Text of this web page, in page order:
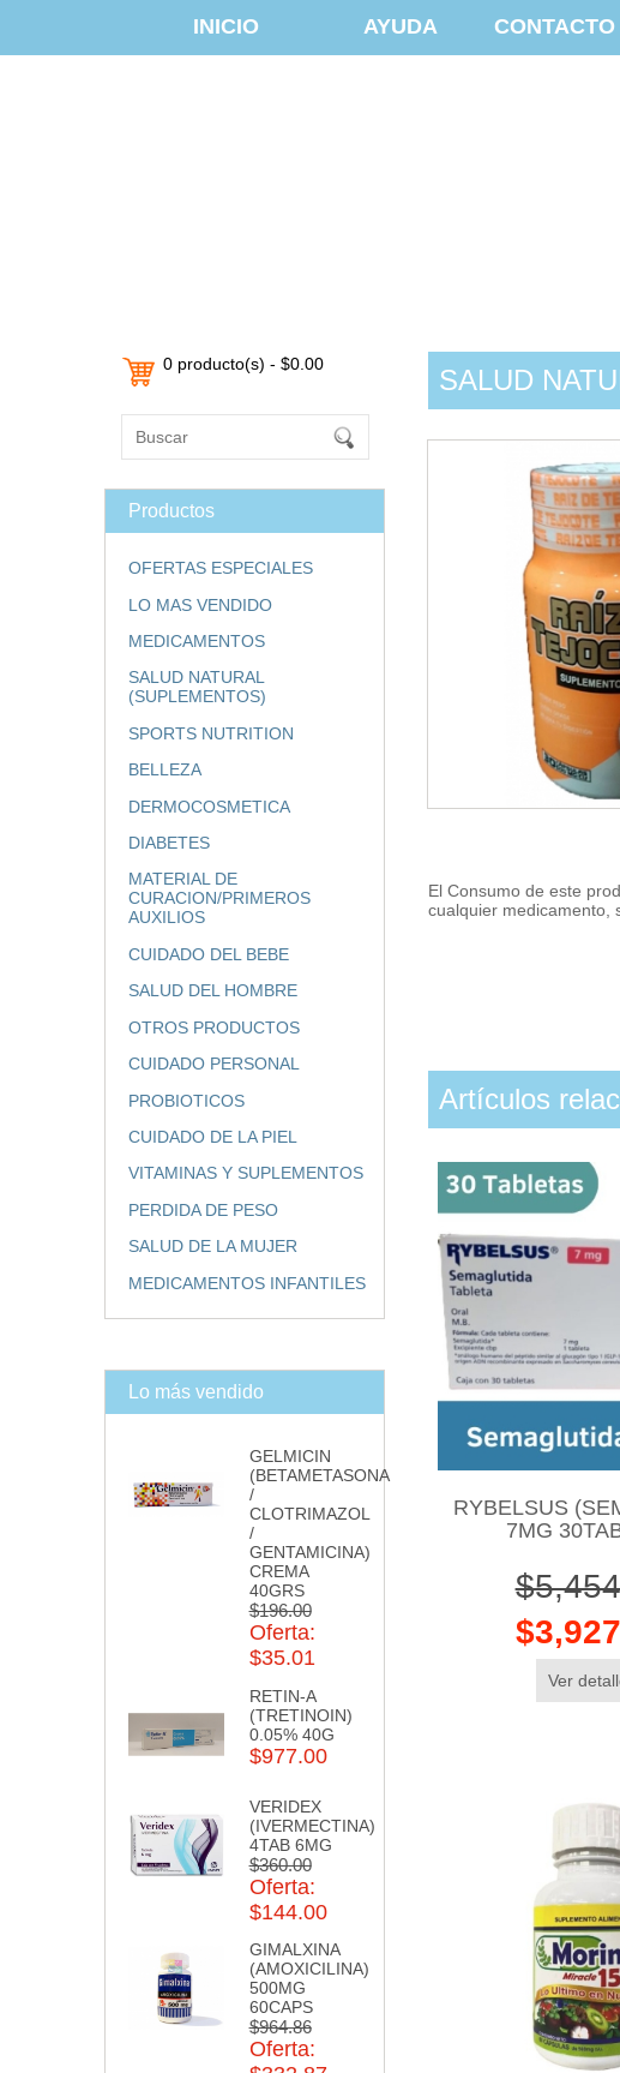
INICIO AYUDA CONTACTO
0 producto(s) - $0.00
Productos
OFERTAS ESPECIALES
LO MAS VENDIDO
MEDICAMENTOS
SALUD NATURAL
(SUPLEMENTOS)
SPORTS NUTRITION
BELLEZA
DERMOCOSMETICA
DIABETES
MATERIAL DE
CURACION/PRIMEROS
AUXILIOS
CUIDADO DEL BEBE
SALUD DEL HOMBRE
OTROS PRODUCTOS
CUIDADO PERSONAL
PROBIOTICOS
CUIDADO DE LA PIEL
VITAMINAS Y SUPLEMENTOS
PERDIDA DE PESO
SALUD DE LA MUJER
MEDICAMENTOS INFANTILES
Lo más vendido
GELMICIN
(BETAMETASONA
/
CLOTRIMAZOL
/
GENTAMICINA)
CREMA
40GRS
$196.00
Oferta:
$35.01
RETIN-A
(TRETINOIN)
0.05% 40G
$977.00
VERIDEX
(IVERMECTINA)
4TAB 6MG
$360.00
Oferta:
$144.00
GIMALXINA
(AMOXICILINA)
500MG
60CAPS
$964.86
Oferta:
SALUD
El Consumo de este
cualquier medicamento,
Artículos
RYBELSUS
7MG
Ver